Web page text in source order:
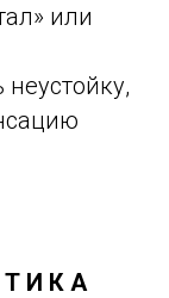
или
И К А